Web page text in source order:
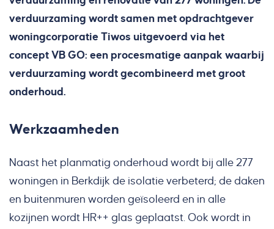
verduurzaming wordt samen met opdrachtgever
woningcorporatie Tiwos uitgevoerd via het
concept VB GO: een procesmatige aanpak waarbij
verduurzaming wordt gecombineerd met groot
onderhoud.
Werkzaamheden
Naast het planmatig onderhoud wordt bij alle 277
woningen in Berkdijk de isolatie verbeterd; de daken
en buitenmuren worden geïsoleerd en in alle
kozijnen wordt HR++ glas geplaatst. Ook wordt in